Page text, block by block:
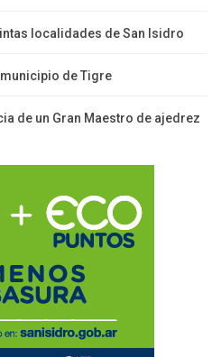
localidades de San Isidro
de Tigre
de un Gran Maestro de ajedrez